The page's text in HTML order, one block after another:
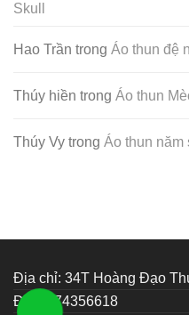
Skull
Hao Trần trong Áo thun đệ
Thúy hiền trong Áo thun
Thúy Vy trong Áo thun năm
Địa chỉ: 34T Hoàng Đạo
ĐT: 0374356618